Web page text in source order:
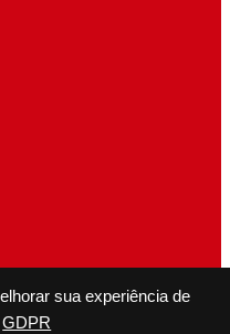
sua experiência de
GDPR